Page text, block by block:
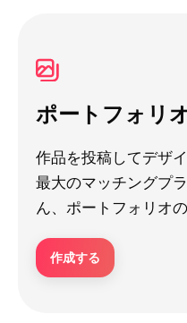
ポートフォリ
作品を投稿してデザ
最大のマッチングプ
ん、ポートフォリオ
作成する